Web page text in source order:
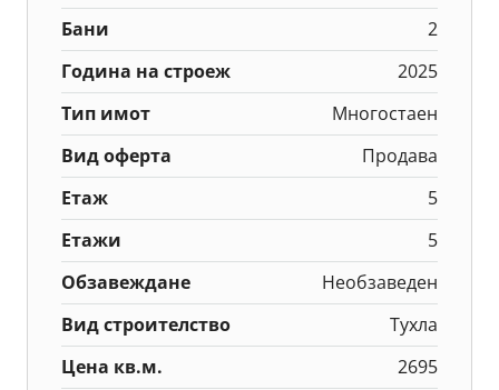
Бани
2
Година на строеж
2025
Тип имот
Многостаен
Вид оферта
Продава
Етаж
5
Етажи
5
Обзавеждане
Необзаведен
Вид строителство
Тухла
Цена кв.м.
2695